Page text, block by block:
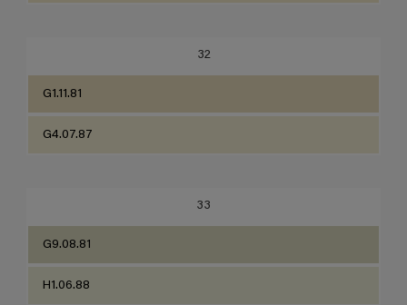
32
G1.11.81
G4.07.87
33
G9.08.81
H1.06.88